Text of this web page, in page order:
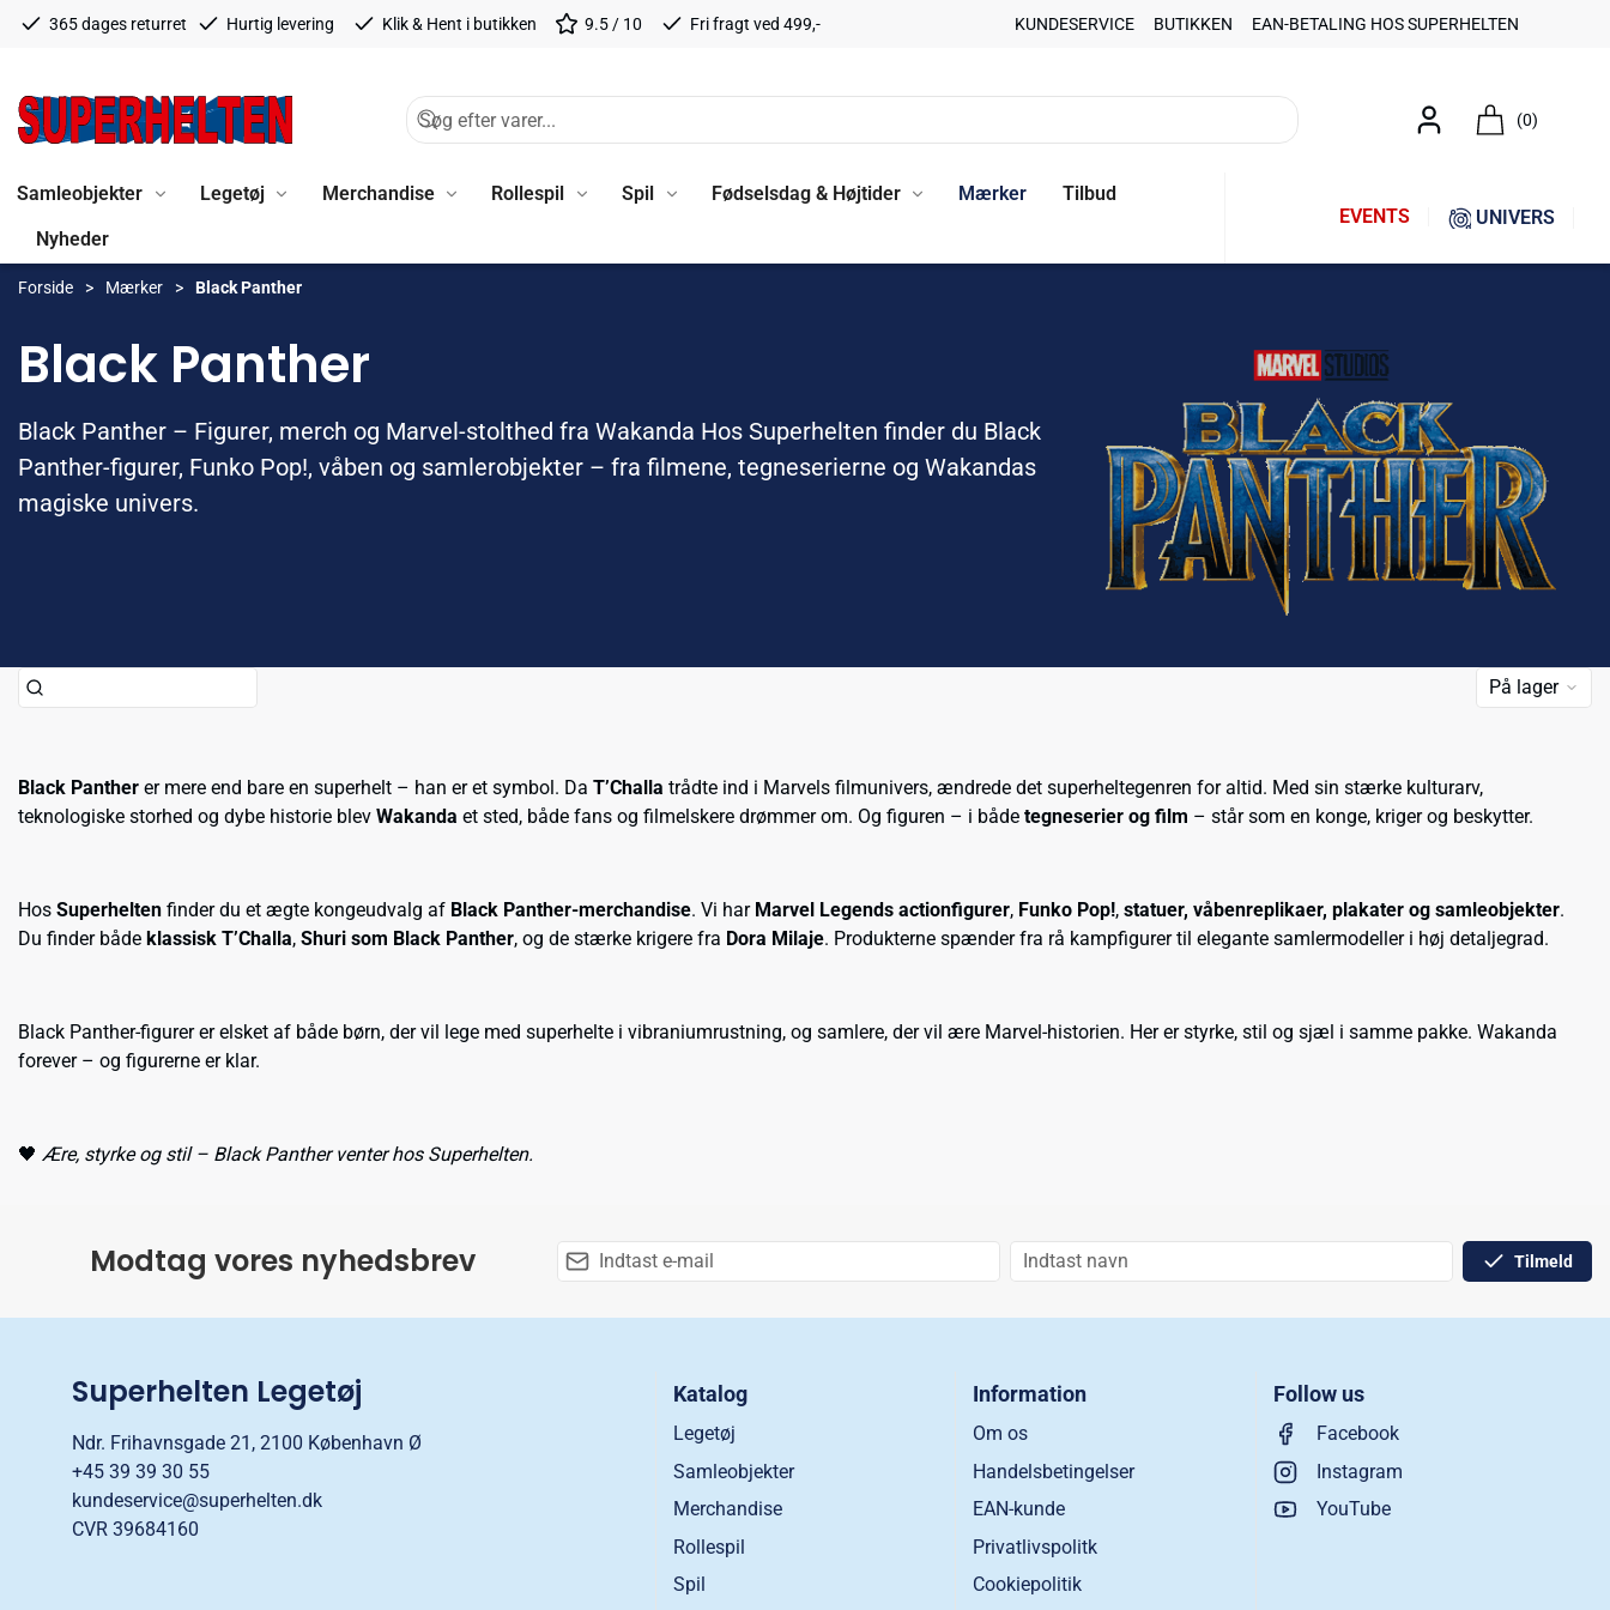
365 dages returret Hurtig levering Klik & Hent i butikken 9.5 / 10 Fri fragt ved 499,- KUNDESERVICE BUTIKKEN EAN-BETALING HOS SUPERHELTEN
(0)
Samleobjekter Legetøj Merchandise Rollespil Spil Fødselsdag & Højtider Mærker
Tilbud
Nyheder
EVENTS UNIVERS
Forside Mærker Black Panther
Black Panther
Black Panther – Figurer, merch og Marvel-stolthed fra Wakanda Hos Superhelten finder du Black
Panther-figurer, Funko Pop!, våben og samlerobjekter – fra filmene, tegneserierne og Wakandas
magiske univers.
På lager
Black Panther er mere end bare en superhelt – han er et symbol. Da T’Challa trådte ind i Marvels filmunivers, ændrede det superheltegenren for altid. Med sin stærke kulturarv,
teknologiske storhed og dybe historie blev Wakanda et sted, både fans og filmelskere drømmer om. Og figuren – i både tegneserier og film – står som en konge, kriger og beskytter.
Hos Superhelten finder du et ægte kongeudvalg af Black Panther-merchandise. Vi har Marvel Legends actionfigurer, Funko Pop!, statuer, våbenreplikaer, plakater og samleobjekter.
Du finder både klassisk T’Challa, Shuri som Black Panther, og de stærke krigere fra Dora Milaje. Produkterne spænder fra rå kampfigurer til elegante samlermodeller i høj detaljegrad.
Black Panther-figurer er elsket af både børn, der vil lege med superhelte i vibraniumrustning, og samlere, der vil ære Marvel-historien. Her er styrke, stil og sjæl i samme pakke. Wakanda
forever – og figurerne er klar.
🖤 Ære, styrke og stil – Black Panther venter hos Superhelten.
Modtag vores nyhedsbrev Tilmeld
Superhelten Legetøj
Ndr. Frihavnsgade 21, 2100 København Ø
+45 39 39 30 55
kundeservice@superhelten.dk
CVR 39684160
Katalog
Legetøj
Samleobjekter
Merchandise
Rollespil
Spil
Information
Om os
Handelsbetingelser
EAN-kunde
Privatlivspolitk
Cookiepolitik
Follow us
Facebook
Instagram
YouTube